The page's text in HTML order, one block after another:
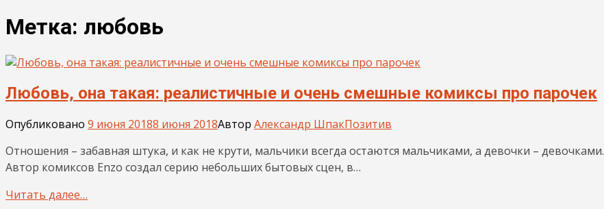
Метка: любовь
Любовь, она такая: реалистичные и очень смешные комиксы про парочек
Опубликовано 9 июня 20188 июня 2018Автор Александр ШпакПозитив
Отношения – забавная штука, и как не крути, мальчики всегда остаются мальчиками, а девочки – девочками.
Автор комиксов Enzo создал серию небольших бытовых сцен, в…
Читать далее…